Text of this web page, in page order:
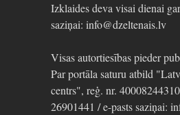
Izklaides deva visai dienai
saziņai: info@dzeltenais.lv
Visas autortiesības pieder
Par portāla saturu atbild
centrs", reģ. nr.
26901441 / e-pasts saziņai: